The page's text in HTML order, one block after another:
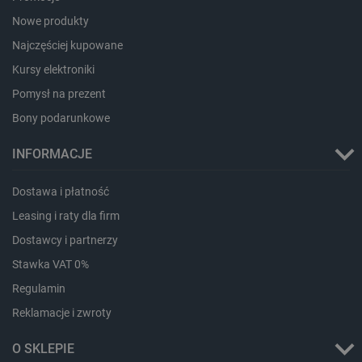
Nowe produkty
Najczęściej kupowane
Kursy elektroniki
Pomysł na prezent
Bony podarunkowe
INFORMACJE
Dostawa i płatność
Leasing i raty dla firm
Dostawcy i partnerzy
Stawka VAT 0%
Regulamin
Reklamacje i zwroty
O SKLEPIE
PHPSESSID